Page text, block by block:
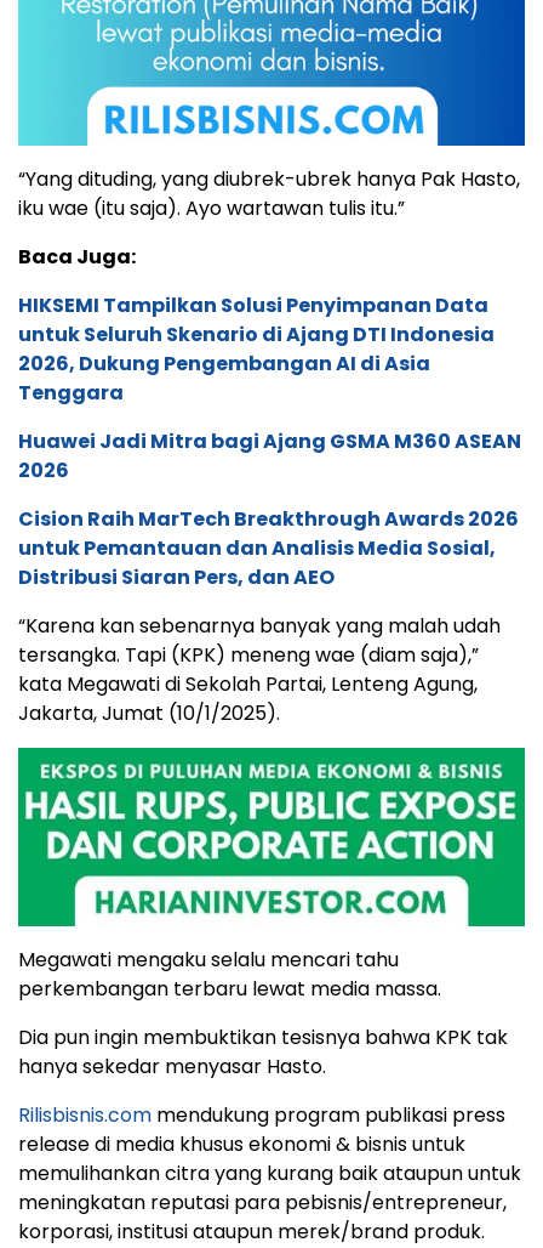
“Yang dituding, yang diubrek-ubrek hanya Pak Hasto,
iku wae (itu saja). Ayo wartawan tulis itu.”
Baca Juga:
HIKSEMI Tampilkan Solusi Penyimpanan Data
untuk Seluruh Skenario di Ajang DTI Indonesia
2026, Dukung Pengembangan AI di Asia
Tenggara
Huawei Jadi Mitra bagi Ajang GSMA M360 ASEAN
2026
Cision Raih MarTech Breakthrough Awards 2026
untuk Pemantauan dan Analisis Media Sosial,
Distribusi Siaran Pers, dan AEO
“Karena kan sebenarnya banyak yang malah udah
tersangka. Tapi (KPK) meneng wae (diam saja),”
kata Megawati di Sekolah Partai, Lenteng Agung,
Jakarta, Jumat (10/1/2025).
Megawati mengaku selalu mencari tahu
perkembangan terbaru lewat media massa.
Dia pun ingin membuktikan tesisnya bahwa KPK tak
hanya sekedar menyasar Hasto.
Rilisbisnis.com mendukung program publikasi press
release di media khusus ekonomi & bisnis untuk
memulihankan citra yang kurang baik ataupun untuk
meningkatan reputasi para pebisnis/entrepreneur,
korporasi, institusi ataupun merek/brand produk.